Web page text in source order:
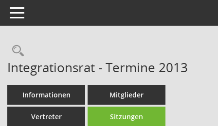
Toggle navigation
Rechercheauswahl
Integrationsrat - Termine 2013
Informationen Mitglieder
Vertreter Sitzungen